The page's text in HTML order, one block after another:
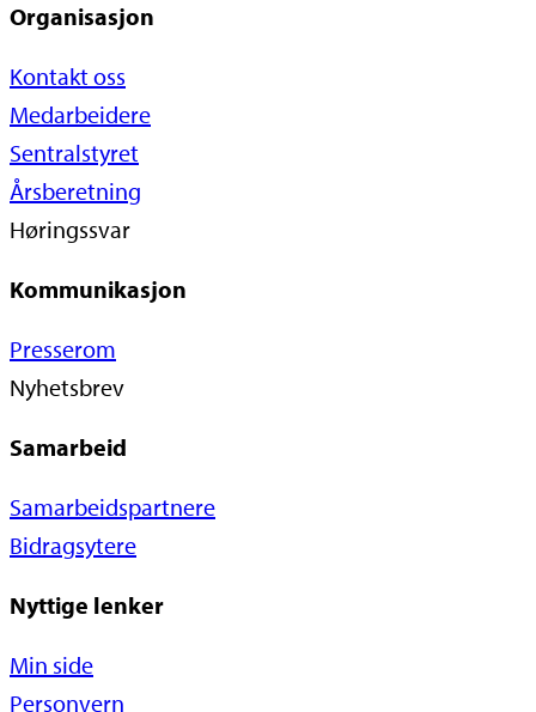
Organisasjon
Kontakt oss
Medarbeidere
Sentralstyret
Årsberetning
Høringssvar
Kommunikasjon
Presserom
Nyhetsbrev
Samarbeid
Samarbeidspartnere
Bidragsytere
Nyttige lenker
Min side
Personvern